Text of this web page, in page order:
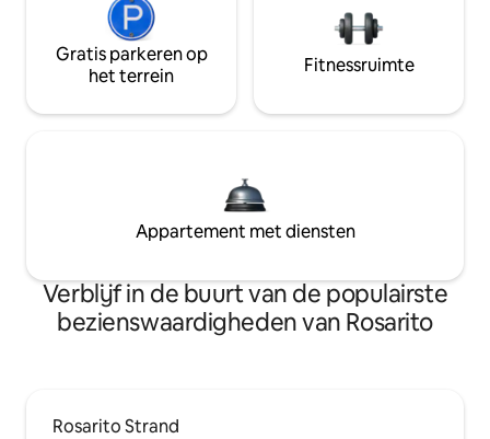
Gratis parkeren op
het terrein
Fitnessruimte
Appartement met diensten
Verblijf in de buurt van de populairste
bezienswaardigheden van Rosarito
Rosarito Strand